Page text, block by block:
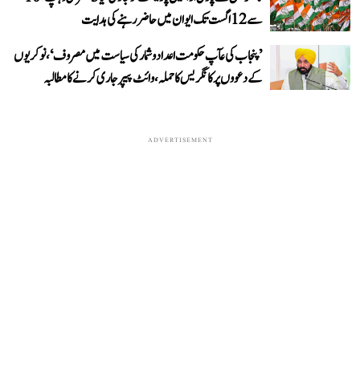
سے 12 اگست تک ایوان میں حاضر رہنے کی ہدایت
’پنجاب کی عآپ حکومت اعداد و شمار کی سیاست میں مصروف‘، نوکریوں
کے دعووں پر کانگریس کا حملہ، وائٹ پیپر جاری کرنے کا مطالبہ
ADVERTISEMENT